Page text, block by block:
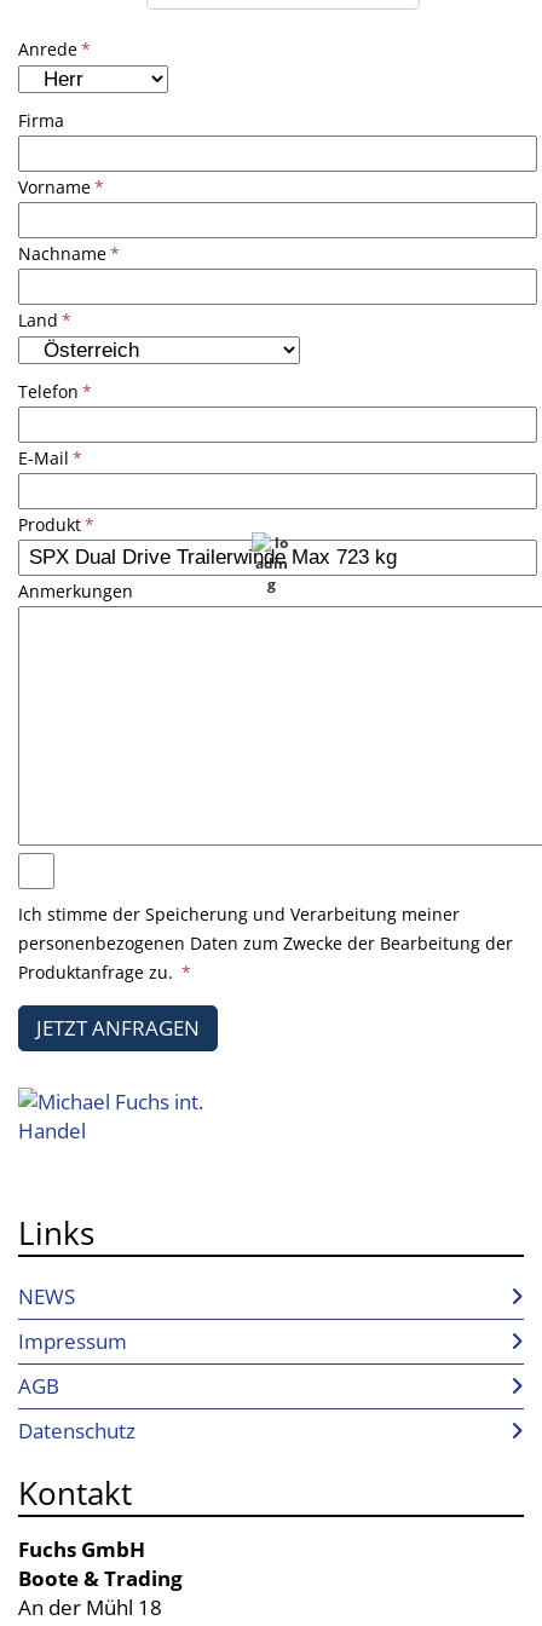
Anrede*
Firma
Vorname*
Nachname*
Land *
Telefon *
E-Mail *
Produkt*
Anmerkungen
Ich stimme der Speicherung und Verarbeitung meiner
personenbezogenen Daten zum Zwecke der Bearbeitung der
Produktanfrage zu. *
JETZT ANFRAGEN
Links
NEWS
Impressum
AGB
Datenschutz
Kontakt
Fuchs GmbH
Boote & Trading
An der Mühl 18